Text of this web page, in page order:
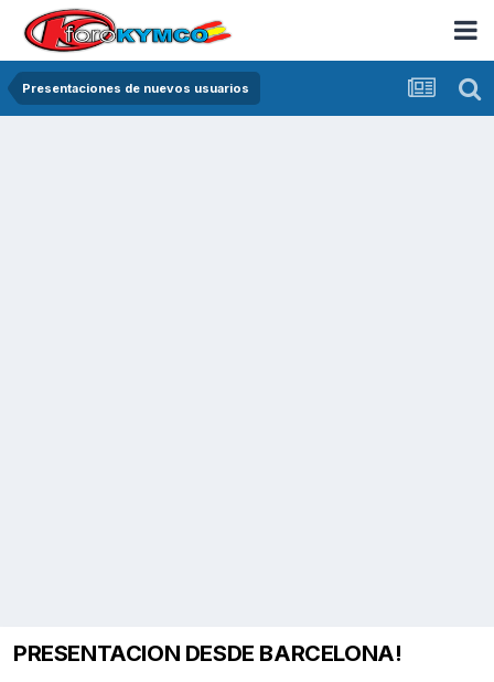
Presentaciones de nuevos usuarios
PRESENTACION DESDE BARCELONA!